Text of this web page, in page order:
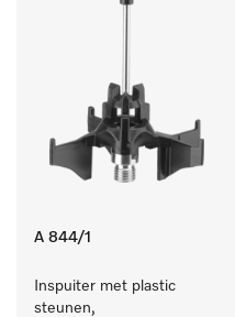
A 844/1
Inspuiter met plastic
steunen,